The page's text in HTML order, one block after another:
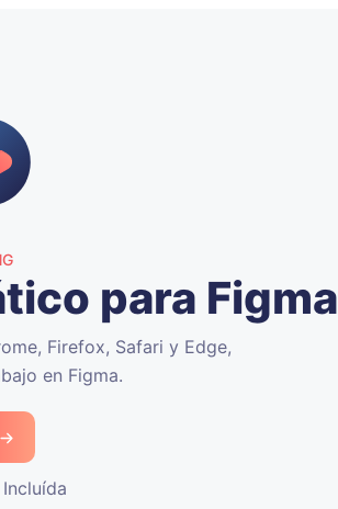
para Figma
Firefox, Safari y Edge,
en Figma.